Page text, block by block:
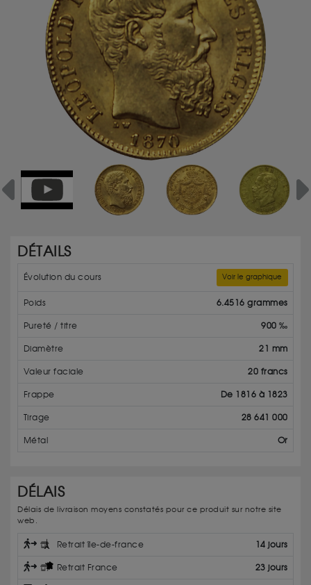
DÉTAILS
Évolution du cours Voir le graphique
Poids 6.4516 grammes
Pureté / titre 900 ‰
Diamètre 21 mm
Valeur faciale 20 francs
Frappe De 1816 à 1823
Tirage 28 641 000
Métal Or
DÉLAIS
Délais de livraison moyens constatés pour ce produit sur notre site
web.
Retrait île-de-france 14 jours
Retrait France 23 jours
Previous